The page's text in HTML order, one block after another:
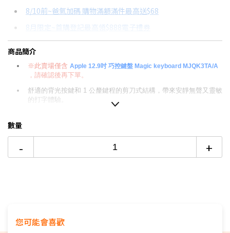
分期數
12期
24期
每期金額
$535
配合銀行/業者
18家銀行/業者
8/10前~爸氣加碼 購物滿額滿件最高送$68
8月限定~首購登記最高領$888電子禮券
台灣大哥大Open Possible聯名卡滿額最高回饋25%
更多信用卡分期0利率滿額享回饋
★舊機回收★限量加碼10%回饋
■iPad 全系列配件→點我■
商品簡介
※此賣場僅含 Apple 12.9吋 巧控鍵盤 Magic keyboard MJQK3TA/A
，請確認後再下單。
舒適的背光按鍵和 1 公釐鍵程的剪刀式結構，帶來安靜無聲又靈敏
的打字體驗。
USB-C 埠可用於為 iPad Pro 與 iPad Air 充電，讓你能騰出 iPad
相容iPad 機型
數量
- +
您可能會喜歡